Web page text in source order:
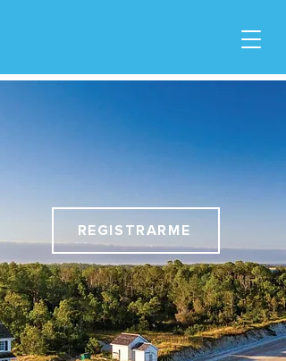
REGISTRARME